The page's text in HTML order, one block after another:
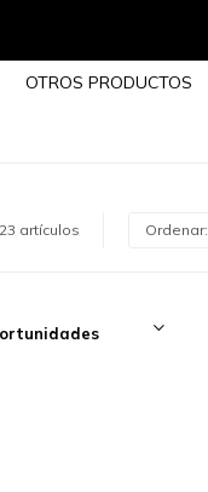
OTROS PRODUCTOS
artículos